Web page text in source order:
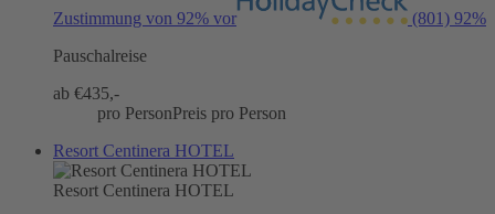
Zustimmung von 92% vor (801) 92%
Pauschalreise
ab €435,-
pro PersonPreis pro Person
Resort Centinera HOTEL
Resort Centinera HOTEL